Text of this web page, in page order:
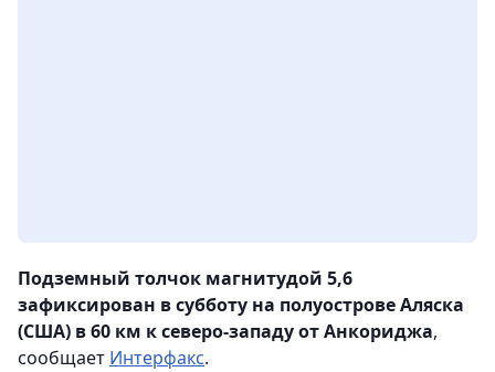
Подземный толчок магнитудой 5,6
зафиксирован в субботу на полуострове Аляска
(США) в 60 км к северо-западу от Анкориджа,
сообщает Интерфакс.